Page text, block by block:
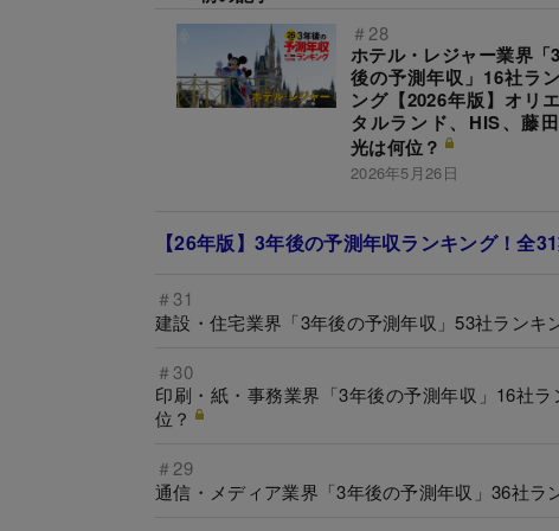
＃28
ホテル・レジャー業界「
後の予測年収」16社ラ
ング【2026年版】オリ
タルランド、HIS、藤
光は何位？
2026年5月26日
【26年版】3年後の予測年収ランキング！全
＃31
建設・住宅業界「3年後の予測年収」53社ランキ
＃30
印刷・紙・事務業界「3年後の予測年収」16社
位？
＃29
通信・メディア業界「3年後の予測年収」36社ラ